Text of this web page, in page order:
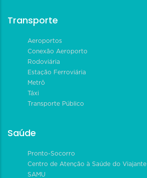
Transporte
Aeroportos
Conexão Aeroporto
Rodoviária
Estação Ferroviária
Metrô
Táxi
Transporte Público
Saúde
Pronto-Socorro
Centro de Atenção à Saúde do Viajante
SAMU